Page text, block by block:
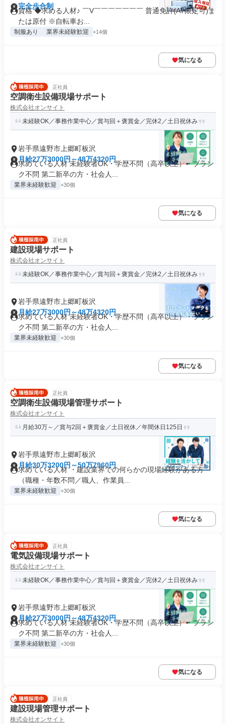
完全歩合制
資格 ◆求める人材♪ ￣V￣￣￣￣￣￣￣ 普通免許(AT限定可)ま
たは原付 ※自転車お...
制服あり 業界未経験歓迎 +14個
気になる
正社員
空調衛生設備現場サポート
株式会社オンサイト
未経験OK／事務作業中心／賞与回＋褒賞金／完休2／土日祝休み
岩手県遠野市上郷町板沢
月給27万3000円～48万4320円
求めている人材 未経験者OK・学歴不問（高卒以上）・ブラン
ク不問 第二新卒の方・社会人...
業界未経験歓迎 +30個
気になる
正社員
建設現場サポート
株式会社オンサイト
未経験OK／事務作業中心／賞与回＋褒賞金／完休2／土日祝休み
岩手県遠野市上郷町板沢
月給27万3000円～48万4320円
求めている人材 未経験者OK・学歴不問（高卒以上）・ブラン
ク不問 第二新卒の方・社会人...
業界未経験歓迎 +30個
気になる
正社員
空調衛生設備現場管理サポート
株式会社オンサイト
月給30万～／賞与2回＋褒賞金／土日祝休／年間休日125日
岩手県遠野市上郷町板沢
月給30万3200円～50万7960円
求めている人材 ・建設業界での何らかの現場経験がある方
（職種・年数不問／職人、作業員...
業界未経験歓迎 +30個
気になる
正社員
電気設備現場サポート
株式会社オンサイト
未経験OK／事務作業中心／賞与回＋褒賞金／完休2／土日祝休み
岩手県遠野市上郷町板沢
月給27万3000円～48万4320円
求めている人材 未経験者OK・学歴不問（高卒以上）・ブラン
ク不問 第二新卒の方・社会人...
業界未経験歓迎 +30個
気になる
正社員
建設現場管理サポート
株式会社オンサイト